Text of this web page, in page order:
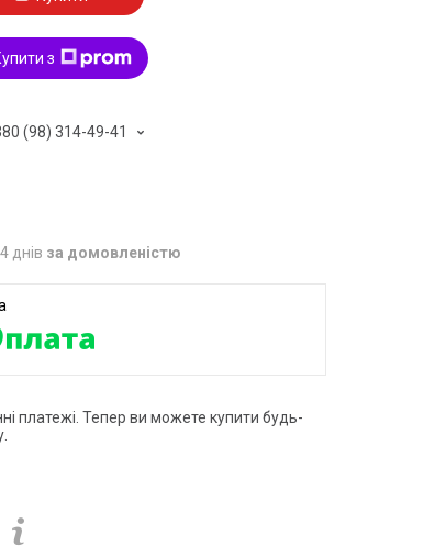
з
(98) 314-49-41
днів за домовленістю
платежі. Тепер ви можете купити будь-